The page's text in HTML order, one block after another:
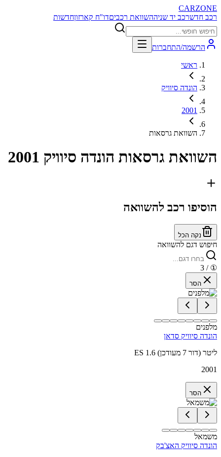
CARZONE
רכב חדשרכב יד שניההשוואת רכביםדו"ח קארזוןחדשות
הרשמה/התחברות
ראשי
הונדה סיוויק
2001
השוואת גרסאות
השוואת גרסאות הונדה סיוויק 2001
הוסיפו רכב להשוואה
נקה הכל
חיפוש דגם להשוואה
①
/ 3
הסר
מלפנים
הונדה סיוויק סדאן
ES 1.6 ליטר (דור 7 מעודכן)
2001
הסר
משמאל
הונדה סיוויק האצ'בק